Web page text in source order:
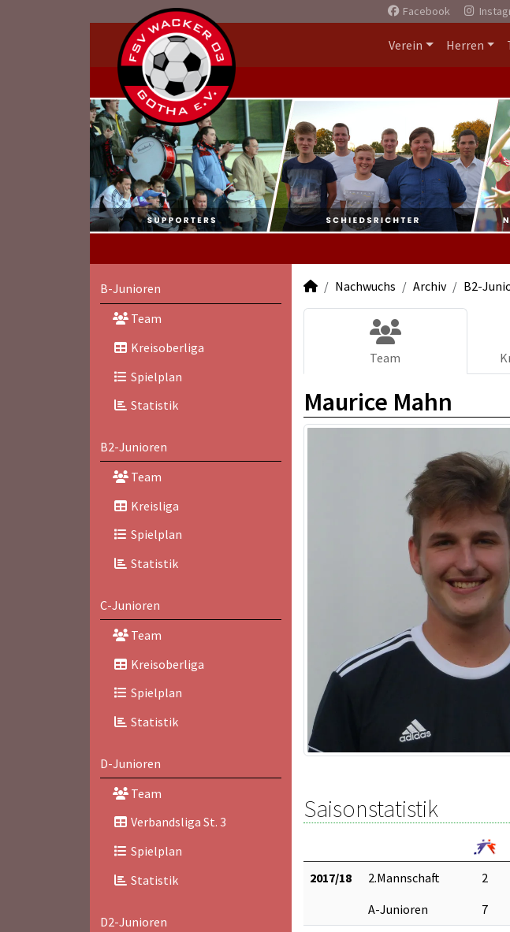
Facebook
Verein Herren
B-Junioren
Team
Kreisoberliga
Spielplan
Statistik
B2-Junioren
Team
Kreisliga
Spielplan
Statistik
C-Junioren
Team
Kreisoberliga
Spielplan
Statistik
D-Junioren
Team
Verbandsliga St. 3
Spielplan
Statistik
D2-Junioren
Nachwuchs Archiv B2-
Team
Maurice Mahn
Saisonstatistik
2017/18 2.Mannschaft 2
A-Junioren
7